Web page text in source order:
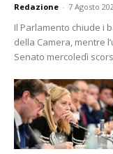
Redazione - 7 Agosto
Il Parlamento chiude i
della Camera, mentre
Senato mercoledì